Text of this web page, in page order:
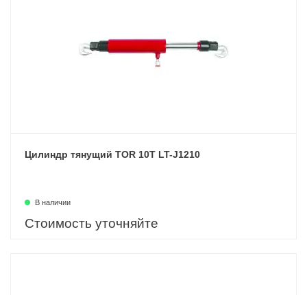
Цилиндр тянущий TOR 10T LT-J1210
В наличии
Стоимость уточняйте